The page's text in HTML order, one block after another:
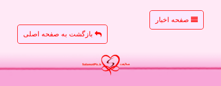
صفحه اخبار
بازگشت به صفحه اصلی